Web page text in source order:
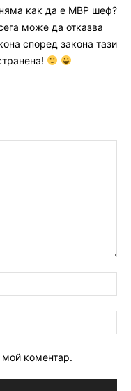
как да е МВР шеф?
може да отказва
според закона тази
коментар.